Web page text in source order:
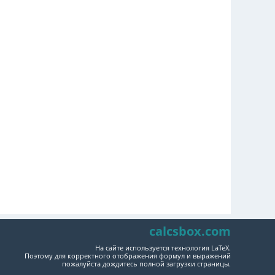
calcsbox.com
На сайте используется технология LaTeX.
Поэтому для корректного отображения формул и выражений
пожалуйста дождитесь полной загрузки страницы.